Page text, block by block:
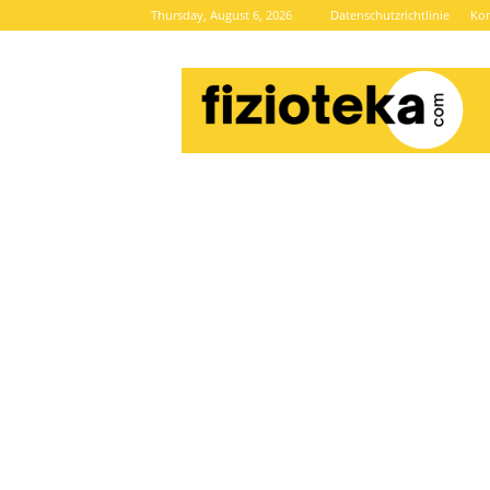
Thursday, August 6, 2026 Datenschutzrichtlinie
Brze
vijesti